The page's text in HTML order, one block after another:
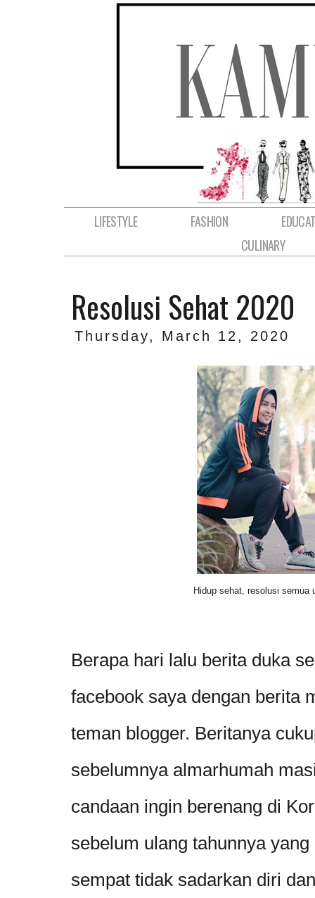
LIFESTYLE FASHION
CULINARY
Resolusi Sehat 2020
Thursday, March 12, 2020
Hidup sehat, resolusi semua
Berapa hari lalu berita duka
facebook saya dengan berita
teman blogger. Beritanya
sebelumnya almarhumah
candaan ingin berenang di
sebelum ulang tahunnya
sempat tidak sadarkan diri